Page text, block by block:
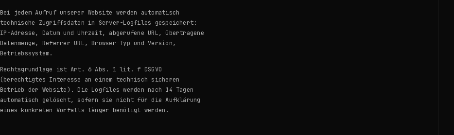
Bei jedem Aufruf unserer Website werden automatisch
technische Zugriffsdaten in Server-Logfiles gespeichert:
IP-Adresse, Datum und Uhrzeit, abgerufene URL, übertragene
Datenmenge, Referrer-URL, Browser-Typ und Version,
Betriebssystem.
Rechtsgrundlage ist Art. 6 Abs. 1 lit. f DSGVO
(berechtigtes Interesse an einem technisch sicheren
Betrieb der Website). Die Logfiles werden nach 14 Tagen
automatisch gelöscht, sofern sie nicht für die Aufklärung
eines konkreten Vorfalls länger benötigt werden.